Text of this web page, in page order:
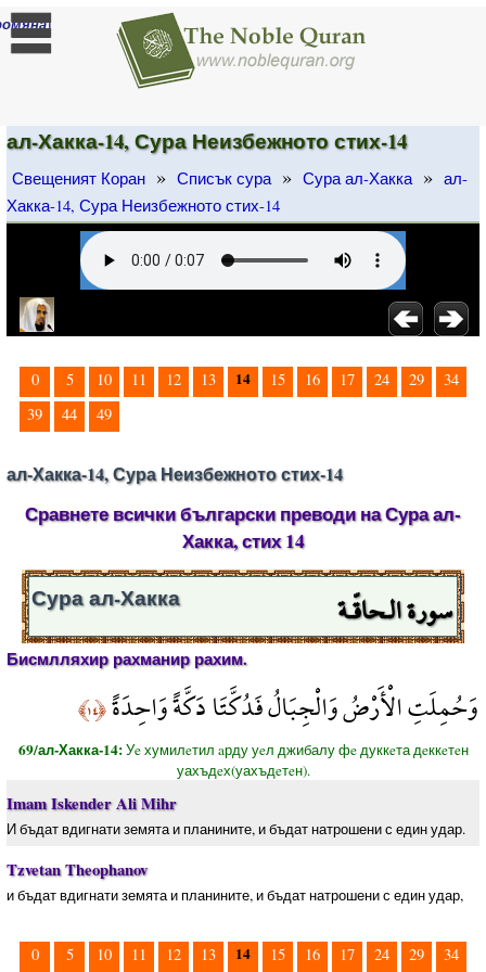
]
ал-Хакка-14, Сура Неизбежното стих-14
Свещеният Коран » Списък сура » Сура ал-Хакка » ал-
Хакка-14, Сура Неизбежното стих-14
0 5 10 11 12 13 14 15 16 17 24 29
34
39
44 49
ал-Хакка-14, Сура Неизбежното стих-14
Сравнете всички български преводи на Сура ал-
Хакка, стих 14
سورة الـحاقّـة Сура ал-Хакка
Бисмлляхир рахманир рахим.
وَحُمِلَتِ الْأَرْضُ وَالْجِبَالُ فَدُكَّتَا دَكَّةً وَاحِدَةً﴿١٤﴾
69/ал-Хакка-14:Уe хумилeтил aрду уeл джибалу фe дуккeта дeккeтeн
уахъдeх(уахъдeтeн).
Imam Iskender Ali Mihr
И бъдат вдигнати земята и планините, и бъдат натрошени с един удар.
Tzvetan Theophanov
и бъдат вдигнати земята и планините, и бъдат натрошени с един удар,
0 5 10 11 12 13 14 15 16 17 24 29 34